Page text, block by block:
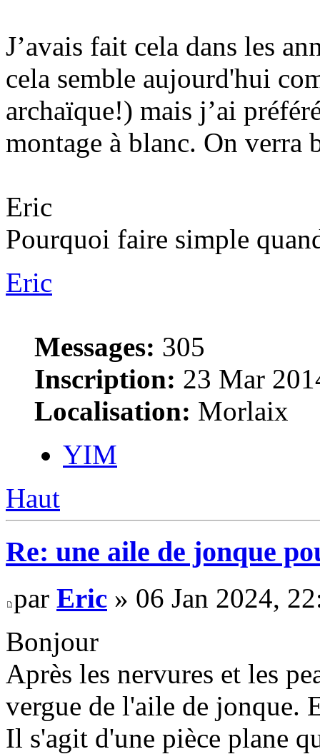
J’avais fait cela dans les
cela semble aujourd'hui
archaïque!) mais j’ai
montage à blanc. On verra
Eric
Pourquoi faire simple
Eric
Messages: 305
Inscription: 23 Mar
Localisation: Morlaix
YIM
Haut
Re: une aile de jonque
par Eric » 06 Jan 2024,
Bonjour
Après les nervures et les
vergue de l'aile de jonque.
Il s'agit d'une pièce plane